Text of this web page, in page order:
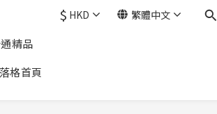
$ HKD 繁體中文
精品
格首頁